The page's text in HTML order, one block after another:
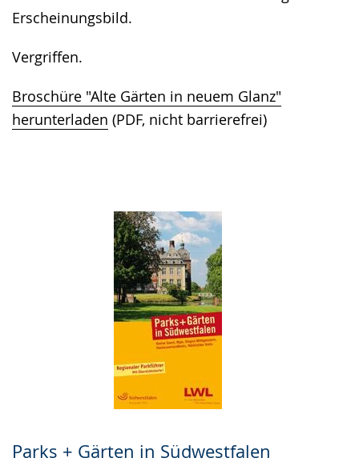
Erscheinungsbild.
Vergriffen.
Broschüre "Alte Gärten in neuem Glanz"
herunterladen (PDF, nicht barrierefrei)
Parks + Gärten in Südwestfalen